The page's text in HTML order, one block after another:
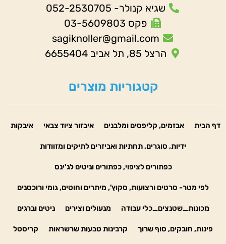
שגיא קנולר- 052-2530705
פקס 03-5609803
sagiknoller@gmail.com
הרצל 85, תל אביב 6655404
קטגוריות מוצרים
דף הבית אבזמים, קליפסים ומלבנים איבזור ציוד צבאי איבקות
ידיות, סוגרים, תחתיות ואביזרים לתיקים ומזוודות
כפתורים לציפוי, כפתורים וניטים לג'ינס
לפי מטר- סרטים ורצועות, סקוץ', מיתרים וחוטים, גומי ורוכסנים
מכונות_שטנצים_כלי עבודה מנעולים וצירים ניטים וברגים
פינות, חובקים, סוף שרוך קרבינות טבעות שרשראות קריסטל